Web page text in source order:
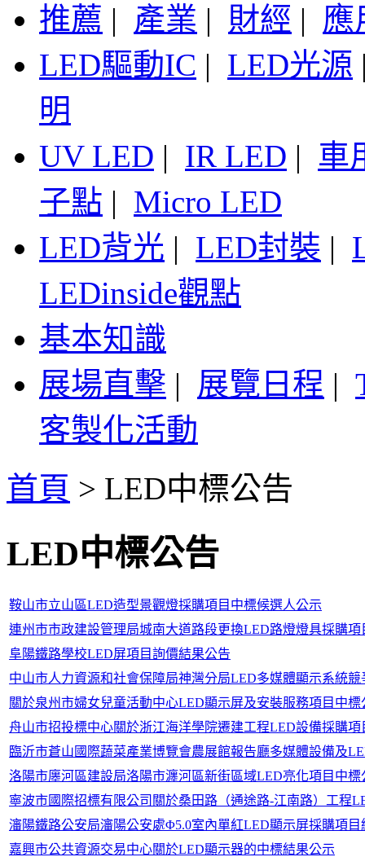
推薦 | 產業 | 財經 | 應
LED驅動IC | LED光源
明
UV LED | IR LED | 車
子點 | Micro LED
LED背光 | LED封裝 |
LEDinside觀點
基本知識
展場直擊 | 展覽日程 |
客製化活動
首頁 > LED中標公告
LED中標公告
鞍山市立山區LED造型景觀燈採購項目中標候選人公示
連州市市政建設管理局城南大道路段更換LED路燈燈具採購
阜陽鐵路學校LED屏項目詢價結果公告
中山市人力資源和社會保障局神灣分局LED多媒體顯示系統
關於泉州市婦女兒童活動中心LED顯示屏及安裝服務項目中標
舟山市招投標中心關於浙江海洋學院遷建工程LED設備採購
臨沂市蒼山國際蔬菜產業博覽會農展館報告廳多媒體設備及
洛陽市廛河區建設局洛陽市瀍河區新街區域LED亮化項目中標
寧波市國際招標有限公司關於桑田路（通途路-江南路）工程
瀋陽鐵路公安局瀋陽公安處Φ5.0室內單紅LED顯示屏採購項目
嘉興市公共資源交易中心關於LED顯示器的中標結果公示